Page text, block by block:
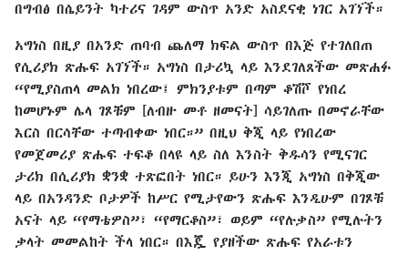
በግብፅ በሴይንት ካተሪና ገዳም ውስጥ አንድ አስደናቂ ነገር አገኘች።
አግነስ በዚያ በአንድ ጠባብ ጨለማ ክፍል ውስጥ በእጅ የተገለበጠ
የሲሪያክ ጽሑፍ አገኘች። አግነስ በታሪኳ ላይ እንደገለጸችው መጽሐፉ
“የሚያስጠላ መልክ ነበረው፤ ምክንያቱም በጣም ቆሽሾ የነበረ
ከመሆኑም ሌላ ገጾቹም [ለብዙ መቶ ዘመናት] ሳይገለጡ በመኖራቸው
እርስ በርሳቸው ተጣብቀው ነበር።” በዚህ ቅጂ ላይ የነበረው
የመጀመሪያ ጽሑፍ ተፍቆ በላዩ ላይ ስለ እንስት ቅዱሳን የሚናገር
ታሪክ በሲሪያክ ቋንቋ ተጽፎበት ነበር። ይሁን እንጂ አግነስ በቅጂው
ላይ በአንዳንድ ቦታዎች ከሥር የሚታየውን ጽሑፍ እንዲሁም በገጾቹ
አናት ላይ “የማቴዎስ”፣ “የማርቆስ”፣ ወይም “የሉቃስ” የሚሉትን
ቃላት መመልከት ችላ ነበር። በእጇ የያዘችው ጽሑፍ የአራቱን